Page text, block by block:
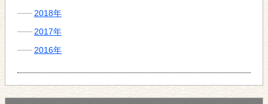
2018年
2017年
2016年